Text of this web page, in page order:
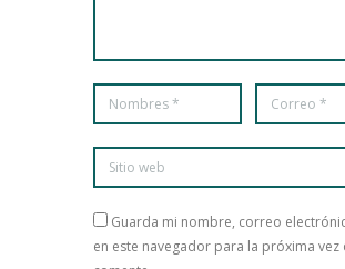
Guarda mi nombre, correo
en este navegador para la próxima vez